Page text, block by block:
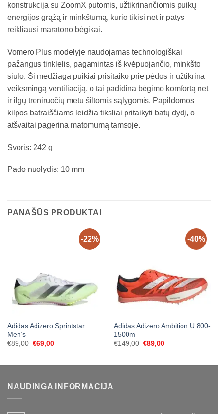
konstrukcija su ZoomX putomis, užtikrinančiomis puikų
energijos grąžą ir minkštumą, kurio tikisi net ir patys
reikliausi maratono bėgikai.
Vomero Plus modelyje naudojamas technologiškai
pažangus tinklelis, pagamintas iš kvėpuojančio, minkšto
siūlo. Ši medžiaga puikiai prisitaiko prie pėdos ir užtikrina
veiksmingą ventiliaciją, o tai padidina bėgimo komfortą net
ir ilgų treniruočių metu šiltomis sąlygomis. Papildomos
kilpos batraiščiams leidžia tiksliai pritaikyti batų dydį, o
atšvaitai pagerina matomumą tamsoje.
Svoris: 242 g
Pado nuolydis: 10 mm
PANAŠŪS PRODUKTAI
-22%
Adidas Adizero Sprintstar
Men’s
€89,00 Original
price
€69,00Current
-40%
Adidas Adizero Ambition U 800-
1500m
€149,00 Original
price
€89,00Current
NAUDINGA INFORMACIJA